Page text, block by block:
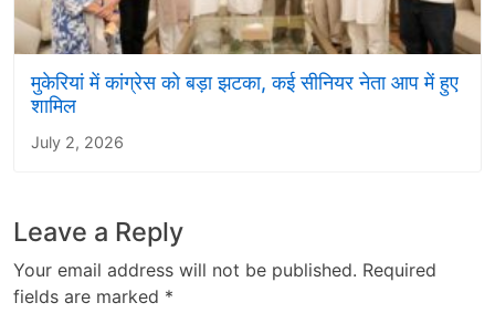
मुकेरियां में कांग्रेस को बड़ा झटका, कई सीनियर नेता आप में हुए
शामिल
July 2, 2026
Leave a Reply
Your email address will not be published. Required
fields are marked *